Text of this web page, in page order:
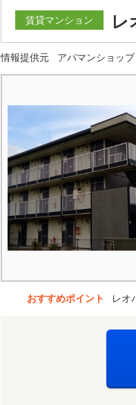
賃貸マンション レ
情報提供元 アパマンショップ
おすすめポイント レオ